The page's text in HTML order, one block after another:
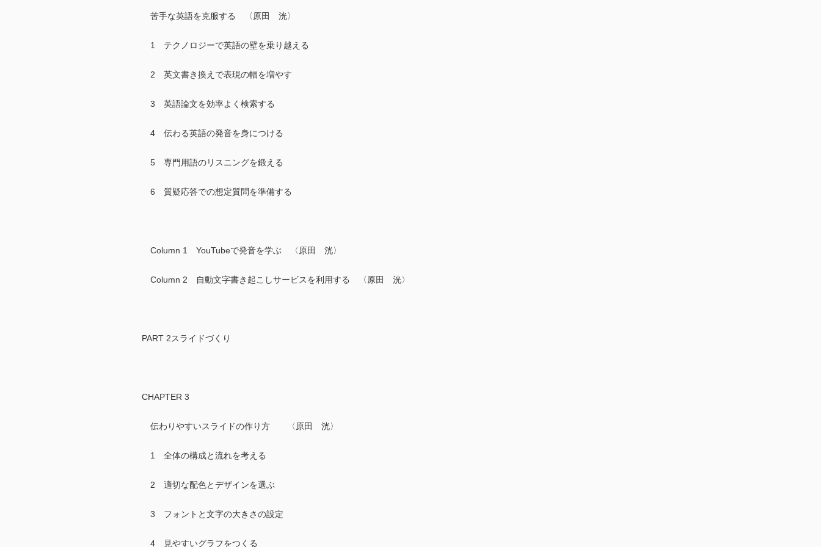
苦手な英語を克服する 〈原田 洸〉
1 テクノロジーで英語の壁を乗り越える
2 英文書き換えで表現の幅を増やす
3 英語論文を効率よく検索する
4 伝わる英語の発音を身につける
5 専門用語のリスニングを鍛える
6 質疑応答での想定質問を準備する
Column 1 YouTubeで発音を学ぶ 〈原田 洸〉
Column 2 自動文字書き起こしサービスを利用する 〈原田 洸〉
PART 2スライドづくり
CHAPTER 3
伝わりやすいスライドの作り方 〈原田 洸〉
1 全体の構成と流れを考える
2 適切な配色とデザインを選ぶ
3 フォントと文字の大きさの設定
4 見やすいグラフをつくる